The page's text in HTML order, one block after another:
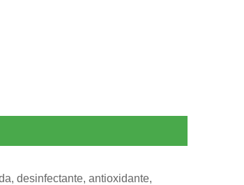
desinfectante, antioxidante,